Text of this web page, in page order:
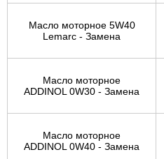
Масло моторное 5W40
Lemarc - Замена
Масло моторное
ADDINOL 0W30 - Замена
Масло моторное
ADDINOL 0W40 - Замена